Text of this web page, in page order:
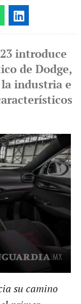
introduce
de Dodge,
industria e
su camino